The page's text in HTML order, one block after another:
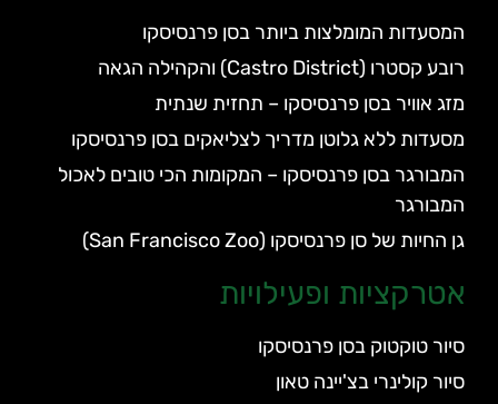
המסעדות המומלצות ביותר בסן פרנסיסקו
רובע קסטרו (Castro District) והקהילה הגאה
מזג אוויר בסן פרנסיסקו – תחזית שנתית
מסעדות ללא גלוטן מדריך לצליאקים בסן פרנסיסקו
המבורגר בסן פרנסיסקו – המקומות הכי טובים לאכול
המבורגר
גן החיות של סן פרנסיסקו (San Francisco Zoo)
אטרקציות ופעילויות
סיור טוקטוק בסן פרנסיסקו
סיור קולינרי בצ'יינה טאון